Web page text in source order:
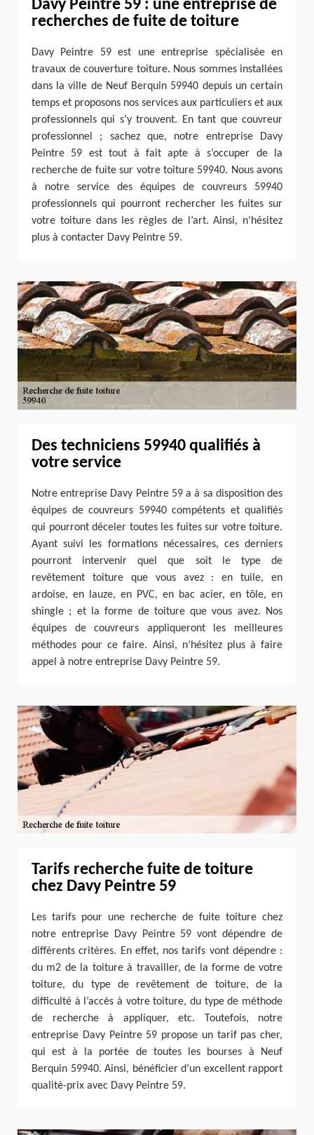
Davy Peintre 59 : une entreprise de
recherches de fuite de toiture
Davy Peintre 59 est une entreprise spécialisée en
travaux de couverture toiture. Nous sommes installées
dans la ville de Neuf Berquin 59940 depuis un certain
temps et proposons nos services aux particuliers et aux
professionnels qui s’y trouvent. En tant que couvreur
professionnel ; sachez que, notre entreprise Davy
Peintre 59 est tout à fait apte à s’occuper de la
recherche de fuite sur votre toiture 59940. Nous avons
à notre service des équipes de couvreurs 59940
professionnels qui pourront rechercher les fuites sur
votre toiture dans les règles de l’art. Ainsi, n’hésitez
plus à contacter Davy Peintre 59.
Des techniciens 59940 qualifiés à
votre service
Notre entreprise Davy Peintre 59 a à sa disposition des
équipes de couvreurs 59940 compétents et qualifiés
qui pourront déceler toutes les fuites sur votre toiture.
Ayant suivi les formations nécessaires, ces derniers
pourront intervenir quel que soit le type de
revêtement toiture que vous avez : en tuile, en
ardoise, en lauze, en PVC, en bac acier, en tôle, en
shingle ; et la forme de toiture que vous avez. Nos
équipes de couvreurs appliqueront les meilleures
méthodes pour ce faire. Ainsi, n’hésitez plus à faire
appel à notre entreprise Davy Peintre 59.
Tarifs recherche fuite de toiture
chez Davy Peintre 59
Les tarifs pour une recherche de fuite toiture chez
notre entreprise Davy Peintre 59 vont dépendre de
différents critères. En effet, nos tarifs vont dépendre :
du m2 de la toiture à travailler, de la forme de votre
toiture, du type de revêtement de toiture, de la
difficulté à l’accès à votre toiture, du type de méthode
de recherche à appliquer, etc. Toutefois, notre
entreprise Davy Peintre 59 propose un tarif pas cher,
qui est à la portée de toutes les bourses à Neuf
Berquin 59940. Ainsi, bénéficier d’un excellent rapport
qualité-prix avec Davy Peintre 59.